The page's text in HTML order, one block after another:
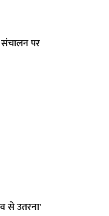
संचालन पर
से उतरना'